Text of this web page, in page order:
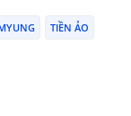
TIỀN ẢO